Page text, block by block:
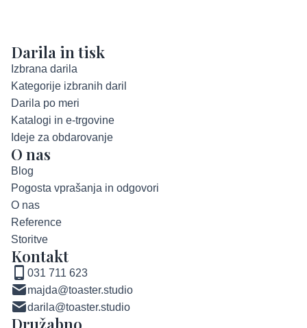
Darila in tisk
Izbrana darila
Kategorije izbranih daril
Darila po meri
Katalogi in e-trgovine
Ideje za obdarovanje
O nas
Blog
Pogosta vprašanja in odgovori
O nas
Reference
Storitve
Kontakt
031 711 623
majda@toaster.studio
darila@toaster.studio